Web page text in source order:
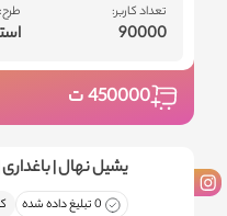
تعداد کاربر:
90000
طرح:
450000ت
یشیل نهال | باغداری |
0 تبلیغ داده شده